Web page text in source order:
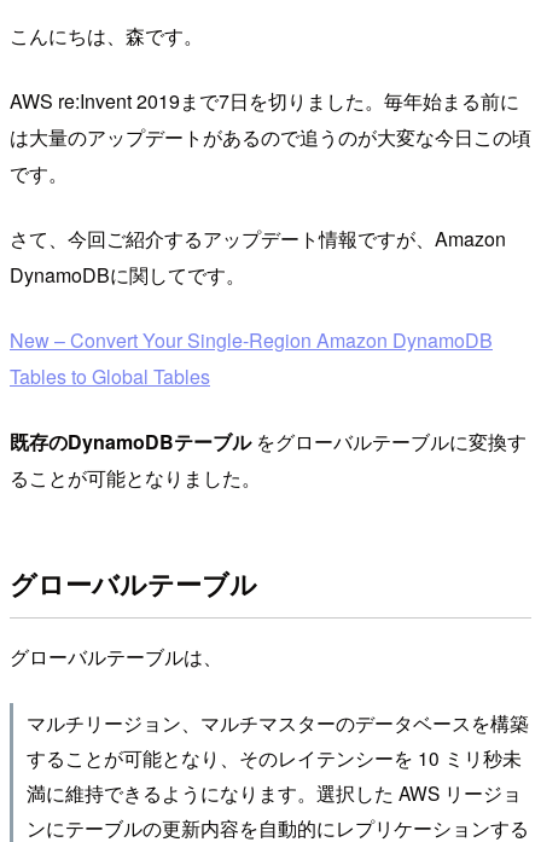
こんにちは、森です。
AWS re:Invent 2019まで7日を切りました。毎年始まる前に
は大量のアップデートがあるので追うのが大変な今日この頃
です。
さて、今回ご紹介するアップデート情報ですが、Amazon
DynamoDBに関してです。
New – Convert Your Single-Region Amazon DynamoDB
Tables to Global Tables
既存のDynamoDBテーブルをグローバルテーブルに変換す
ることが可能となりました。
グローバルテーブル
グローバルテーブルは、
マルチリージョン、マルチマスターのデータベースを構築
することが可能となり、そのレイテンシーを 10 ミリ秒未
満に維持できるようになります。選択した AWS リージョ
ンにテーブルの更新内容を自動的にレプリケーションする